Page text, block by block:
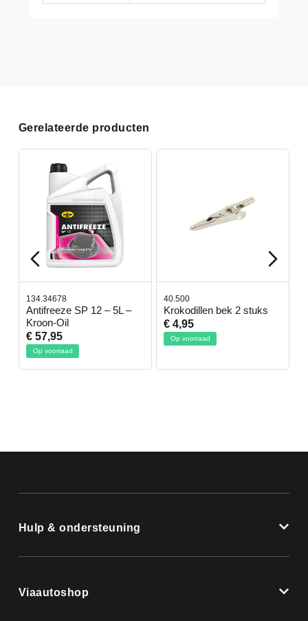
Gerelateerde producten
134.34678
Antifreeze SP 12 – 5L –
Kroon-Oil
€ 57,95
Op voorraad
40.500
Krokodillen bek 2 stuks
€ 4,95
Op voorraad
Hulp & ondersteuning
Viaautoshop